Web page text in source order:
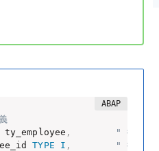
ty_employee ,
" 従業員
TYPE I ,
" 従業員